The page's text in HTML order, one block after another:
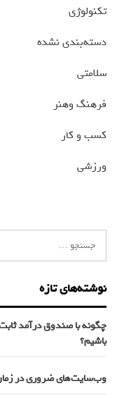
تکنولوژی
دسته‌بندی نشده
سلامتی
فرهنگ وهنر
کسب و کار
ورزشی
نوشته‌های تازه
چگونه با صندوق درآمد
باشیم؟
وب‌سایت‌های ضروری در